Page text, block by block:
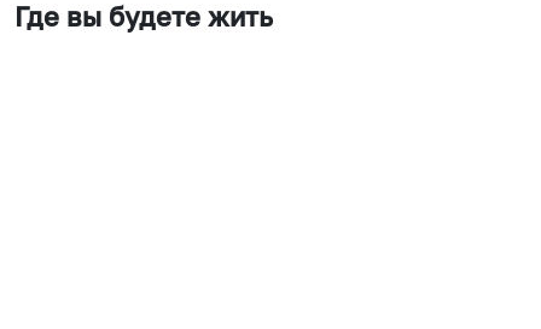
Где вы будете жить